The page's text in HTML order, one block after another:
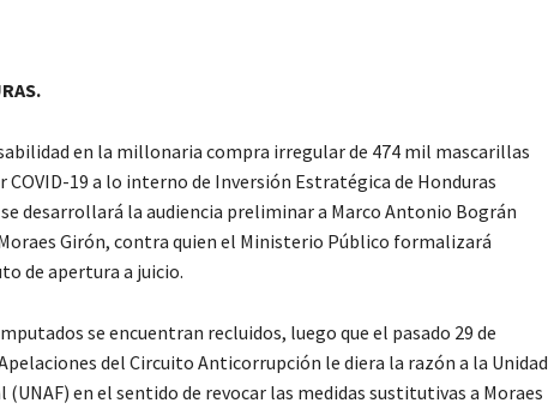
en la millonaria compra irregular de 474 mil mascarillas
19 a lo interno de Inversión Estratégica de Honduras
se desarrollará la audiencia preliminar a Marco Antonio Bográn
Girón, contra quien el Ministerio Público formalizará
de apertura a juicio.
se encuentran recluidos, luego que el pasado 29 de
del Circuito Anticorrupción le diera la razón a la Unidad
(UNAF) en el sentido de revocar las medidas sustitutivas a Moraes